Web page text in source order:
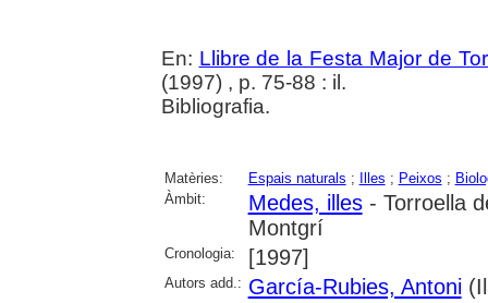
En: Llibre de la Festa Major de
(1997) , p. 75-88 : il.
Bibliografia.
Matèries: Espais naturals ; Illes ; Peixos ;
Àmbit:
Medes, illes- Torroella
Montgrí
Cronologia: [1997]
Autors add.: García-Rubies, Antoni